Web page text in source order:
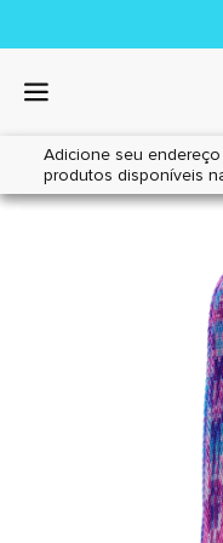
Adicione seu
produtos disponíveis
Home|Cães|Acessórios